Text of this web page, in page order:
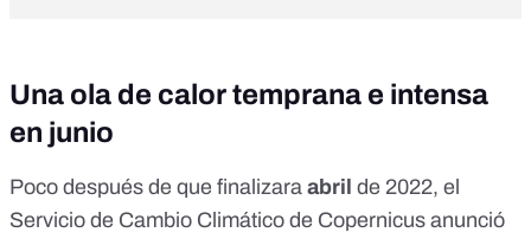
Una ola de calor temprana e intensa
en junio
Poco después de que finalizara abril de 2022, el
Servicio de Cambio Climático de Copernicus anunció